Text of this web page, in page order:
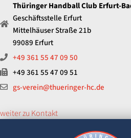
Thüringer Handball Club Erfurt-
Geschäftsstelle Erfurt
Mittelhäuser Straße 21b
99089 Erfurt
+49 361 55 47 09 50
+49 361 55 47 09 51
gs-verein@thueringer-hc.de
weiter zu Kontakt